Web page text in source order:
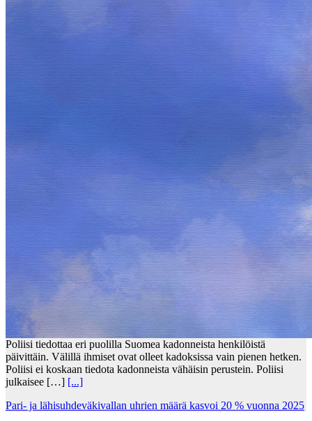
Poliisi tiedottaa eri puolilla Suomea kadonneista henkilöistä
päivittäin. Välillä ihmiset ovat olleet kadoksissa vain pienen hetken.
Poliisi ei koskaan tiedota kadonneista vähäisin perustein. Poliisi
julkaisee […] [...]
Pari- ja lähisuhdeväkivallan uhrien määrä kasvoi 20 % vuonna 2025